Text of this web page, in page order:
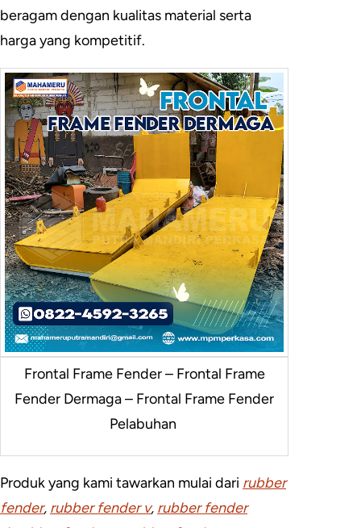
beragam dengan kualitas material serta
harga yang kompetitif.
Frontal Frame Fender – Frontal Frame
Fender Dermaga – Frontal Frame Fender
Pelabuhan
Produk yang kami tawarkan mulai dari rubber
fender, rubber fender v, rubber fender